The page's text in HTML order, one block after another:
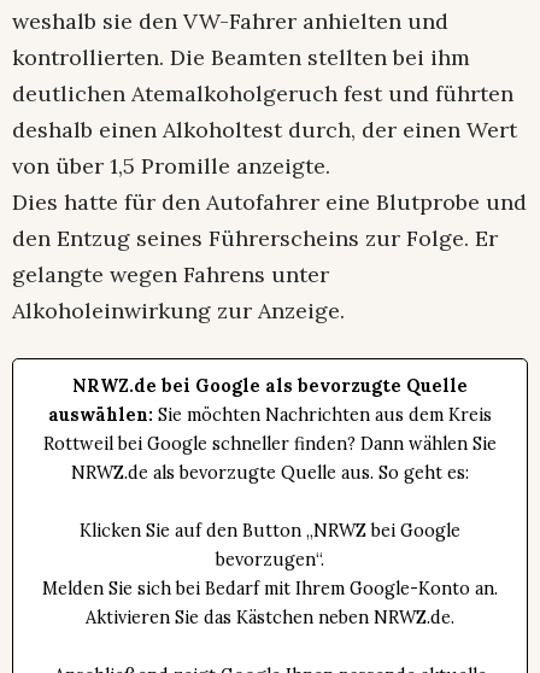
weshalb sie den VW-Fahrer anhielten und
kontrollierten. Die Beamten stellten bei ihm
deutlichen Atemalkoholgeruch fest und führten
deshalb einen Alkoholtest durch, der einen Wert
von über 1,5 Promille anzeigte.
Dies hatte für den Autofahrer eine Blutprobe und
den Entzug seines Führerscheins zur Folge. Er
gelangte wegen Fahrens unter
Alkoholeinwirkung zur Anzeige.
NRWZ.de bei Google als bevorzugte Quelle
auswählen: Sie möchten Nachrichten aus dem Kreis
Rottweil bei Google schneller finden? Dann wählen Sie
NRWZ.de als bevorzugte Quelle aus. So geht es:
Klicken Sie auf den Button „NRWZ bei Google
bevorzugen“.
Melden Sie sich bei Bedarf mit Ihrem Google-Konto an.
Aktivieren Sie das Kästchen neben NRWZ.de.